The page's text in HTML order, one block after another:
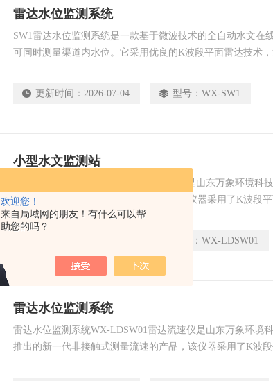
欢迎您！
来自局域网的朋友！有什么可以帮
助您的吗？
雷达水位监测系统
SW1雷达水位监测系统是一款基于微波技术的全自动水文在
可同时测量渠道内水位。它采用优良的K波段平面雷达技术
据；可用于河道、灌渠、地下排水管网、防汛预警等场合进
更新时间： 2026-07-04 型号： WX-SW1
小型水文监测站
小型水文监测站WX-LDSW01雷达流速仪是山东万象环境科
出的新一代非接触式测量流速的产品，该仪器采用了K波段平
天线，能量集中，低功耗;水雨情监测系统
型号： WX-LDSW01
雷达水位监测系统
雷达水位监测系统WX-LDSW01雷达流速仪是山东万象环境
推出的新一代非接触式测量流速的产品，该仪器采用了K波